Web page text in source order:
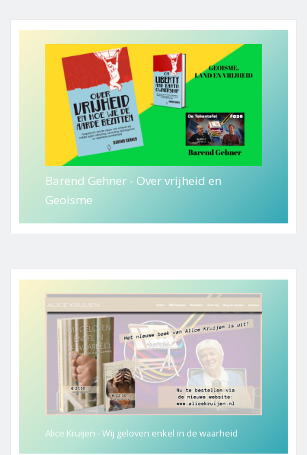
Barend Gehner - Over vrijheid en
Geoisme
Alice Kruijen - Wij geloven enkel in de waarheid